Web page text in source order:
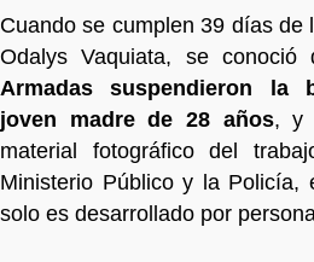
Cuando se cumplen 39 días de
Odalys Vaquiata, se conoció
Armadas suspendieron la
joven madre de 28 años, y
material fotográfico del
Ministerio Público y la Policía,
solo es desarrollado por